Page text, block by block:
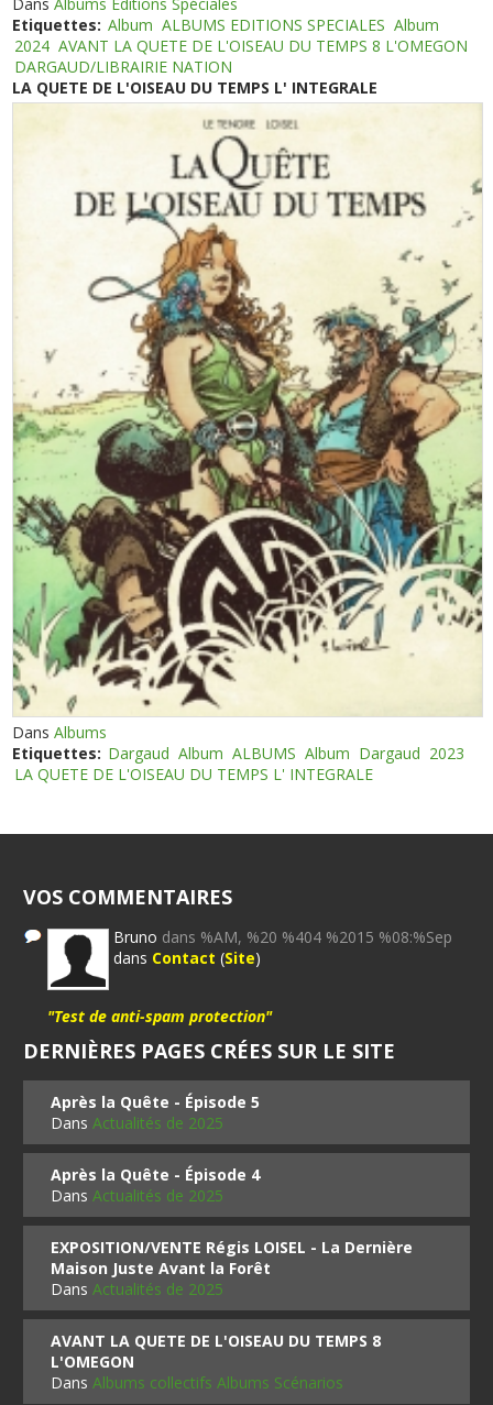
Etiquettes: Album ALBUMS EDITIONS SPECIALES Album
2024 AVANT LA QUETE DE L'OISEAU DU TEMPS 8 L'OMEGON
DARGAUD/LIBRAIRIE NATION
LA QUETE DE L'OISEAU DU TEMPS L' INTEGRALE
DansAlbums
Etiquettes: Dargaud Album ALBUMS Album Dargaud 2023
LA QUETE DE L'OISEAU DU TEMPS L' INTEGRALE
VOS COMMENTAIRES
Bruno dans %AM, %20 %404 %2015 %08:%Sep
dans Contact (Site)
"Test de anti-spam protection"
DERNIÈRES PAGES CRÉES SUR LE SITE
Après la Quête - Épisode 5
DansActualités de 2025
Après la Quête - Épisode 4
DansActualités de 2025
EXPOSITION/VENTE Régis LOISEL - La Dernière
Maison Juste Avant la Forêt
DansActualités de 2025
AVANT LA QUETE DE L'OISEAU DU TEMPS 8
L'OMEGON
DansAlbums collectifs Albums Scénarios